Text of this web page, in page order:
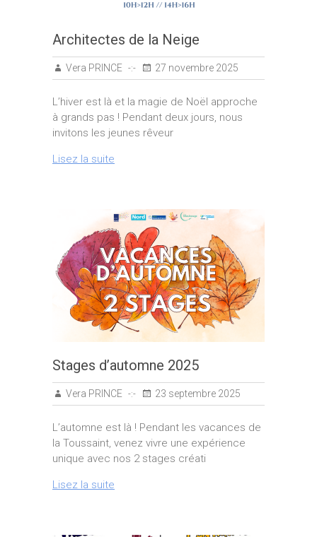
Architectes de la Neige
Vera PRINCE 27 novembre 2025
L’hiver est là et la magie de Noël approche
à grands pas ! Pendant deux jours, nous
invitons les jeunes rêveur
Lisez la suite
Stages d’automne 2025
Vera PRINCE 23 septembre 2025
L’automne est là ! Pendant les vacances de
la Toussaint, venez vivre une expérience
unique avec nos 2 stages créati
Lisez la suite